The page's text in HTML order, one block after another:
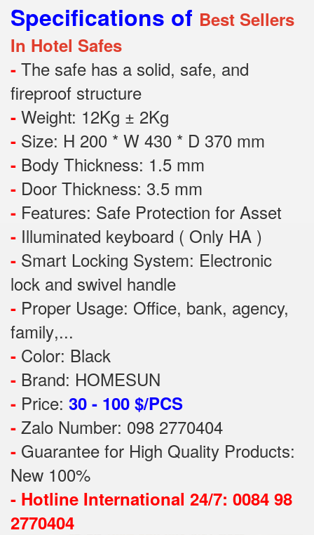
Specifications of Best Sellers
In Hotel Safes
- The safe has a solid, safe, and
fireproof structure
- Weight: 12Kg ± 2Kg
- Size: H 200 * W 430 * D 370 mm
- Body Thickness: 1.5 mm
- Door Thickness: 3.5 mm
- Features: Safe Protection for Asset
- Illuminated keyboard ( Only HA )
- Smart Locking System: Electronic
lock and swivel handle
- Proper Usage: Office, bank, agency,
family,...
- Color: Black
- Brand: HOMESUN
- Price: 30 - 100 $/PCS
- Zalo Number: 098 2770404
- Guarantee for High Quality Products:
New 100%
- Hotline International 24/7: 0084 98
2770404